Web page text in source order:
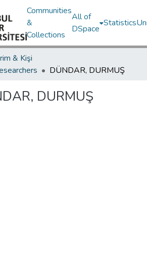
Communities
&
Collections
All of
DSpace
Statistics
& Kişi
DÜNDAR, DURMUŞ
DURMUŞ